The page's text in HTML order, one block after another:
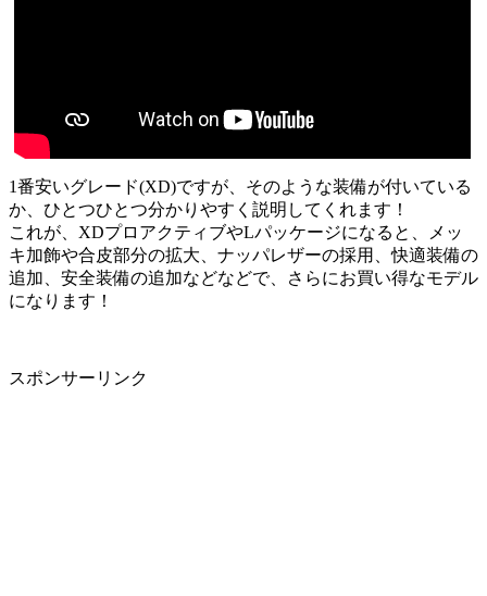
1番安いグレード(XD)ですが、そのような装備が付いている
か、ひとつひとつ分かりやすく説明してくれます！
これが、XDプロアクティブやLパッケージになると、メッ
キ加飾や合皮部分の拡大、ナッパレザーの採用、快適装備の
追加、安全装備の追加などなどで、さらにお買い得なモデル
になります！
スポンサーリンク